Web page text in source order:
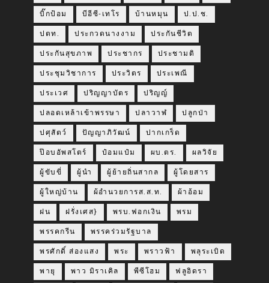
บิ๊กป้อม บีอีซี-เทโร บ้านหมุน ป.ป.ช.
ปตท. ประกวดนางงาม ประกันชีวิต
ประกันสุขภาพ ประชากร ประชามติ
ประชุมวิชาการ ประวิตร ประเพณี
ประเวศ ปริญญาบัตร ปริญญ์
ปลอดเหล้าเข้าพรรษา ปลาวาฬ ปลูกป่า
ปศุสัตว์ ปัญญาภิวัฒน์ ปากเกร็ด
ป๊อบอัพสโตร์ ป๋อมแป๋ม ผบ.ตร. ผลวิจัย
ผู้ขับขี่ ผู้นำ ผู้ย้ายถิ่นสากล ผู้โดยสาร
ผู้ใหญ่บ้าน ผ้อำนวยการส.ส.ท. ผ้าอ้อม
ฝน ฝรั่งเศส} พรบ.ฟอกเงิน พรม
พรรคกรีน พรรคร่วมรัฐบาล
พรศักดิ์ ส่องแสง พระ พราวฟ้า พลุระเบิด
พายุ พาว มิราเคิล พีซีโฮม ฟลูอิดรา